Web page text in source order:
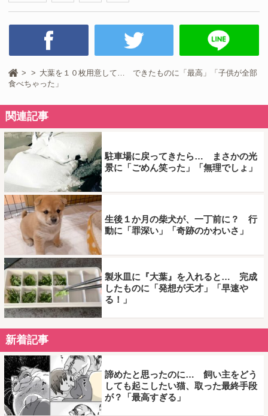
大葉を１０枚用意して… できたものに「最高」「子供が全部
食べちゃった」
関連記事
駐車場に戻ってきたら… まさかの光
景に「ごめん笑った」「無理でしょ」
生後１か月の柴犬が、一丁前に？ 行
動に「罪深い」「奇跡のかわいさ」
製氷皿に『大葉』を入れると… 完成
したものに「発想が天才」「早速や
る！」
新着記事
諦めたと思ったのに… 飼い主をどう
しても起こしたい猫、取った最終手段
が？「最高すぎる」